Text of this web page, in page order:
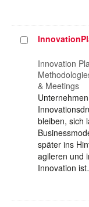
Projekt
Innovation
& Meetings
bleiben, sich
später ins
agileren und
Innovation